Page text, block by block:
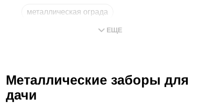
металлическая ограда
самый дешевый
ЕЩЕ
Металлические заборы для
дачи